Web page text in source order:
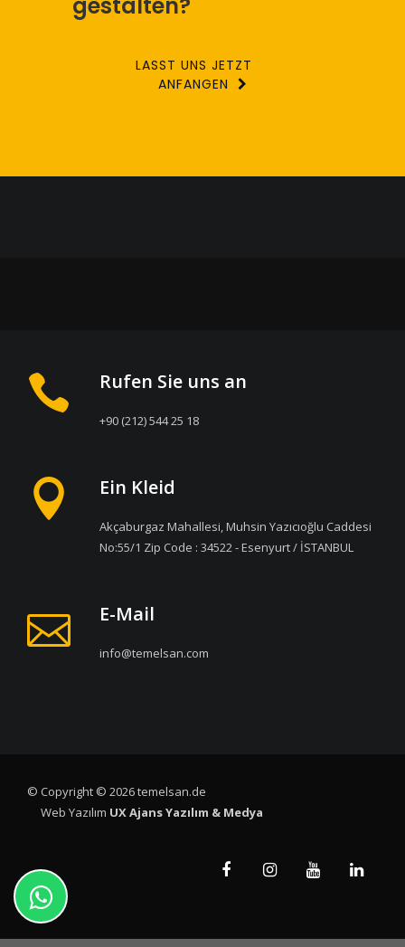
gestalten?
LASST UNS JETZT
ANFANGEN
Rufen Sie uns an
+90 (212) 544 25 18
Ein Kleid
Akçaburgaz Mahallesi, Muhsin Yazıcıoğlu Caddesi
No:55/1 Zip Code : 34522 - Esenyurt / İSTANBUL
E-Mail
info@temelsan.com
© Copyright © 2026 temelsan.de
Web Yazılım UX Ajans Yazılım & Medya